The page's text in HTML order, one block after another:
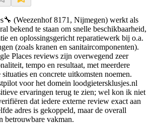
(Weezenhof 8171, Nijmegen) werkt als
bekend te staan om snelle beschikbaarheid,
en oplossingsgericht reparatiewerk bij o.a.
(zoals kranen en sanitaircomponenten).
Places reviews zijn overwegend zeer
tempo en resultaat, met meerdere
en concrete uitkomsten noemen.
voor het domein loodgietersklusjes.nl
ervaringen terug te zien; wel kon ik niet
dat iedere externe review exact aan
adres is gekoppeld, maar de overall
betrouwbare vakman.